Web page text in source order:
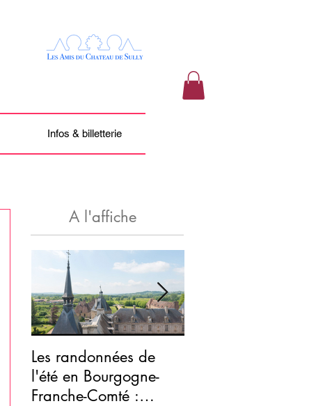
Infos & billetterie
A l'affiche
Les randonnées de
l'été en Bourgogne-
Franche-Comté :